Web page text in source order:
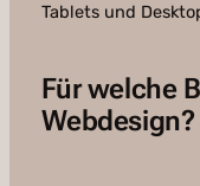
Tablets und
Für welche
Webdesign?